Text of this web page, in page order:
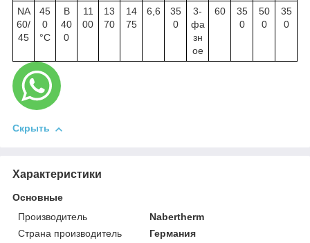
NA
60/
45
45
0
°C
B
40
0
11
00
13
70
14
75
6,6
35
0
3-
фа
зн
ое
60
35
0
50
0
35
0
Скрыть
Характеристики
Основные
Производитель
Nabertherm
Страна производитель
Германия